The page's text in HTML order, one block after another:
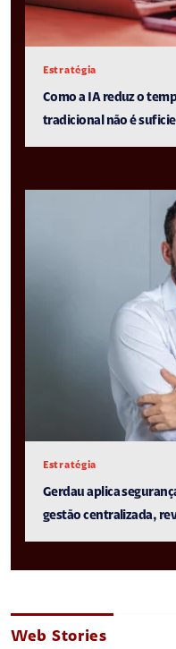
Estratégia
Como a IA reduz o
tradicional não é
Estratégia
Gerdau aplica
gestão centralizada,
Web Stories